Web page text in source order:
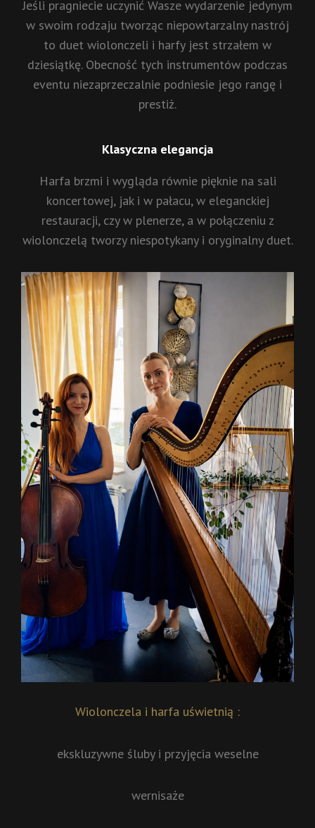
Jeśli pragniecie uczynić Wasze wydarzenie jedynym
w swoim rodzaju tworząc niepowtarzalny nastrój
to duet wiolonczeli i harfy jest strzałem w
dziesiątkę. Obecność tych instrumentów podczas
eventu niezaprzeczalnie podniesie jego rangę i
prestiż.
Klasyczna elegancja
Harfa brzmi i wygląda równie pięknie na sali
koncertowej, jak i w pałacu, w eleganckiej
restauracji, czy w plenerze, a w połączeniu z
wiolonczelą tworzy niespotykany i oryginalny duet.
Wiolonczela i harfa uświetnią :
ekskluzywne śluby i przyjęcia weselne
wernisaże